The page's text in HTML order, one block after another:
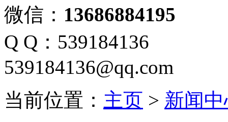
微信： 13686884195
Q Q：539184136
539184136@qq.com
当前位置： 主页 > 新闻